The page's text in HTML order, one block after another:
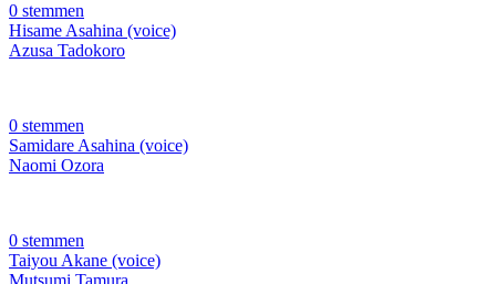
0 stemmen
Hisame Asahina (voice)
Azusa Tadokoro
0 stemmen
Samidare Asahina (voice)
Naomi Ozora
0 stemmen
Taiyou Akane (voice)